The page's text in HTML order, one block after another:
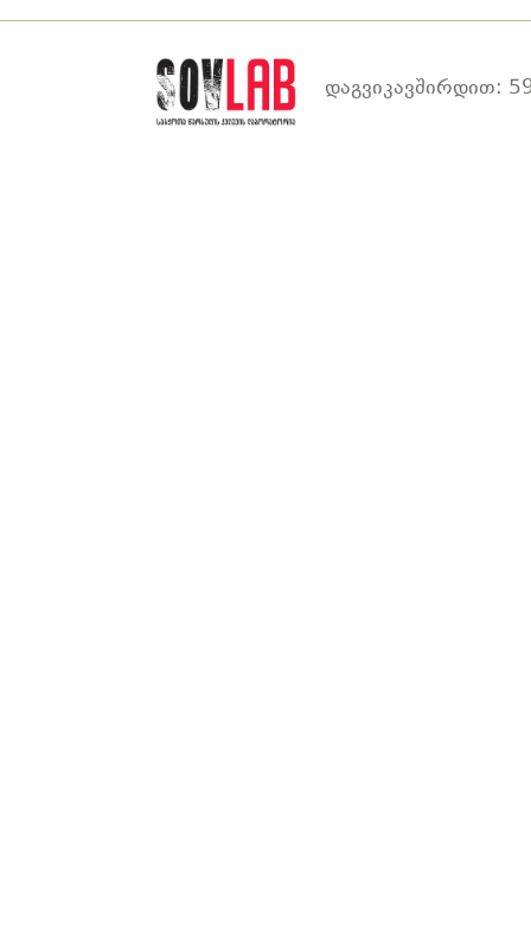
დაგვიკავშირდით: